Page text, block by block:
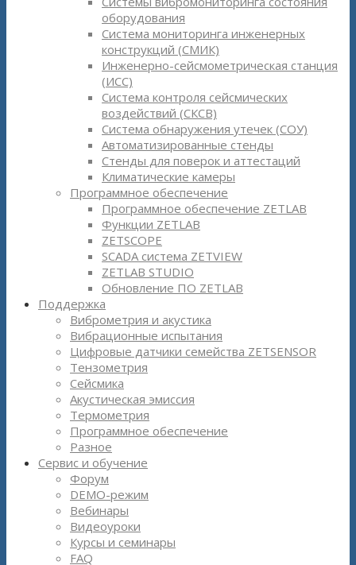
оборудования
Система мониторинга инженерных
конструкций (СМИК)
Инженерно-сейсмометрическая станция
(ИСС)
Система контроля сейсмических
воздействий (СКСВ)
Система обнаружения утечек (СОУ)
Автоматизированные стенды
Стенды для поверок и аттестаций
Климатические камеры
Программное обеспечение
Программное обеспечение ZETLAB
Функции ZETLAB
ZETSCOPE
SCADA система ZETVIEW
ZETLAB STUDIO
Обновление ПО ZETLAB
Поддержка
Виброметрия и акустика
Вибрационные испытания
Цифровые датчики семейства ZETSENSOR
Тензометрия
Сейсмика
Акустическая эмиссия
Термометрия
Программное обеспечение
Разное
Сервис и обучение
Форум
DEMO-режим
Вебинары
Видеоуроки
Курсы и семинары
FAQ